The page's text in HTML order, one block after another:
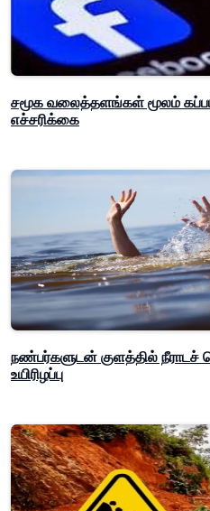
சமூக வலைத்தளங்கள் மூலம்
எச்சரிக்கை
நண்பர்களுடன் குளத்தில் நீராடச்
உயிரிழப்பு